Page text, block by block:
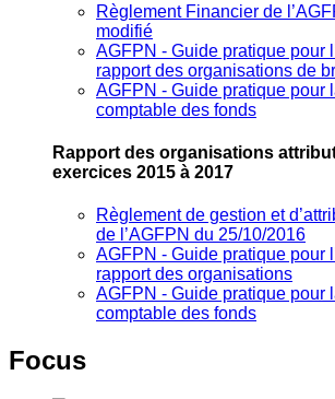
Règlement Financier de
modifié
AGFPN ‐ Guide pratique pour
rapport des organisations de
AGFPN ‐ Guide pratique pour
comptable des fonds
Rapport des organisations
exercices 2015 à 2017
Règlement de gestion et
de l’AGFPN du 25/10/2016
AGFPN ‐ Guide pratique pour
rapport des organisations
AGFPN ‐ Guide pratique pour
comptable des fonds
Focus